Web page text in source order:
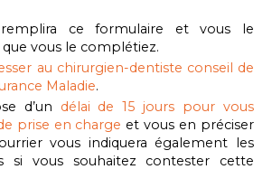
ce formulaire et vous le
vous le complétiez.
au chirurgien-dentiste conseil de
Maladie.
d’un délai de 15 jours pour vous
prise en charge et vous en préciser
vous indiquera également les
si vous souhaitez contester cette